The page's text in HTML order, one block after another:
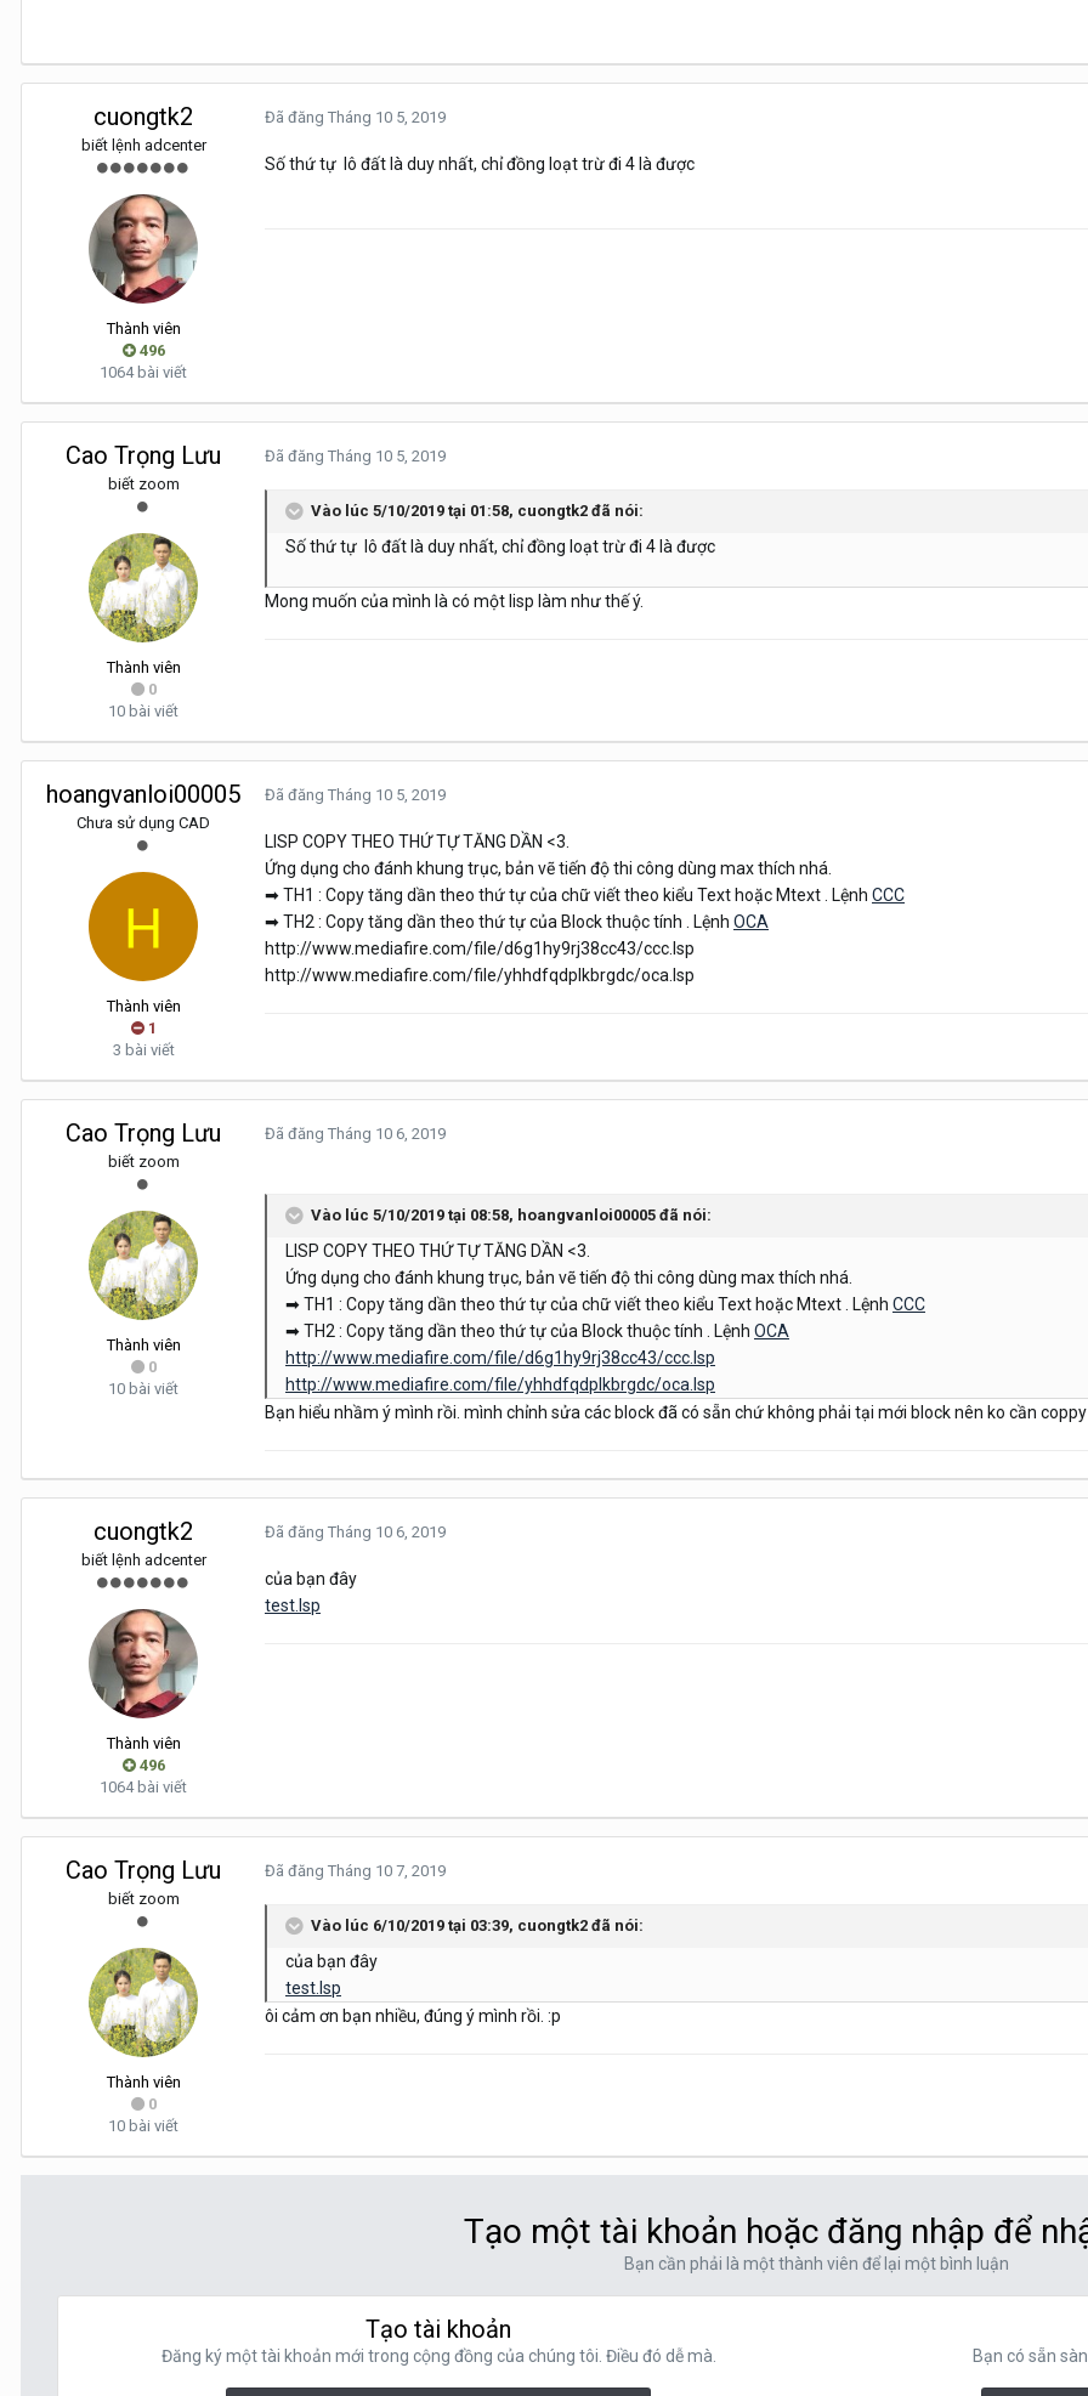
cuongtk2
biết lệnh adcenter
Thành viên
496
1064 bài viết
Đã đăng Tháng 10 5, 2019
Số thứ tự lô đất là duy nhất, chỉ đồng loạt trừ đi 4 là được
Cao Trọng Lưu
biết zoom
Thành viên
0
10 bài viết
Đã đăng Tháng 10 5, 2019
Vào lúc 5/10/2019 tại 01:58, cuongtk2 đã nói:
Số thứ tự lô đất là duy nhất, chỉ đồng loạt trừ đi 4 là được
Mong muốn của mình là có một lisp làm như thế ý.
hoangvanloi00005
Chưa sử dụng CAD
Thành viên
1
3 bài viết
Đã đăng Tháng 10 5, 2019
LISP COPY THEO THỨ TỰ TĂNG DẦN <3.
Ứng dụng cho đánh khung trục, bản vẽ tiến độ thi công dùng max thích nhá.
➡ TH1 : Copy tăng dần theo thứ tự của chữ viết theo kiểu Text hoặc Mtext . Lệnh CCC
➡ TH2 : Copy tăng dần theo thứ tự của Block thuộc tính . Lệnh OCA
http://www.mediafire.com/file/d6g1hy9rj38cc43/ccc.lsp
http://www.mediafire.com/file/yhhdfqdplkbrgdc/oca.lsp
Cao Trọng Lưu
biết zoom
Thành viên
0
10 bài viết
Đã đăng Tháng 10 6, 2019
Vào lúc 5/10/2019 tại 08:58, hoangvanloi00005 đã nói:
LISP COPY THEO THỨ TỰ TĂNG DẦN <3.
Ứng dụng cho đánh khung trục, bản vẽ tiến độ thi công dùng max thích nhá.
➡ TH1 : Copy tăng dần theo thứ tự của chữ viết theo kiểu Text hoặc Mtext . Lệnh CCC
➡ TH2 : Copy tăng dần theo thứ tự của Block thuộc tính . Lệnh OCA
http://www.mediafire.com/file/d6g1hy9rj38cc43/ccc.lsp
http://www.mediafire.com/file/yhhdfqdplkbrgdc/oca.lsp
Bạn hiểu nhầm ý mình rồi. mình chỉnh sửa các block đã có sẵn chứ không phải tại mới block nên ko cần coppy
cuongtk2
biết lệnh adcenter
Thành viên
496
1064 bài viết
Đã đăng Tháng 10 6, 2019
của bạn đây
test.lsp
Cao Trọng Lưu
biết zoom
Thành viên
0
10 bài viết
Đã đăng Tháng 10 7, 2019
Vào lúc 6/10/2019 tại 03:39, cuongtk2 đã nói:
của bạn đây
test.lsp
ôi cảm ơn bạn nhiều, đúng ý mình rồi. :p
Tạo một tài khoản hoặc đăng nhập để
Bạn cần phải là một thành viên để lại một bình luận
Tạo tài khoản
Đăng ký một tài khoản mới trong cộng đồng của chúng tôi. Điều đó dễ mà. Bạn có sẵn